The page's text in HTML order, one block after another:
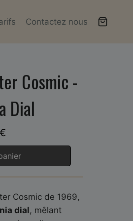
Contactez nous
Cosmic -
Dial
€
Cosmic de 1969,
dial, mêlant